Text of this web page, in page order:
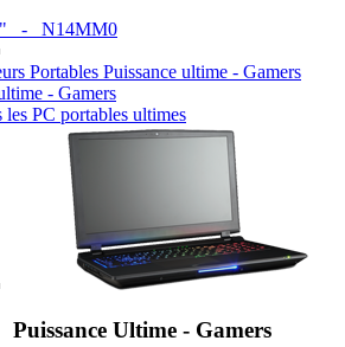
- N14MM0
- Gamers
les PC portables ultimes
Puissance Ultime - Gamers